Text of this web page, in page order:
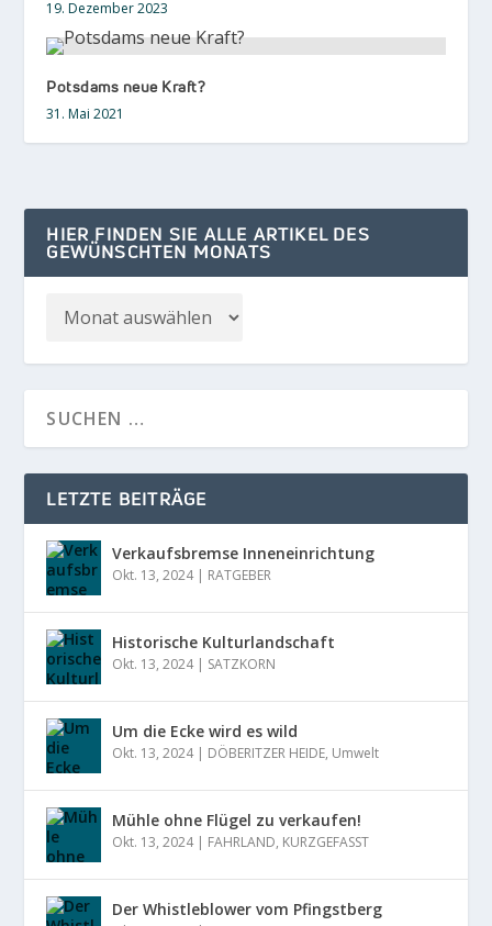
19. Dezember 2023
Potsdams neue Kraft?
31. Mai 2021
HIER FINDEN SIE ALLE ARTIKEL DES
GEWÜNSCHTEN MONATS
LETZTE BEITRÄGE
Verkaufsbremse Inneneinrichtung
Okt. 13, 2024| RATGEBER
Historische Kulturlandschaft
Okt. 13, 2024| SATZKORN
Um die Ecke wird es wild
Okt. 13, 2024| DÖBERITZER HEIDE, Umwelt
Mühle ohne Flügel zu verkaufen!
Okt. 13, 2024| FAHRLAND, KURZGEFASST
Der Whistleblower vom Pfingstberg